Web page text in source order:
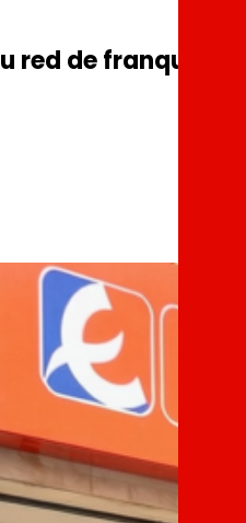
red de